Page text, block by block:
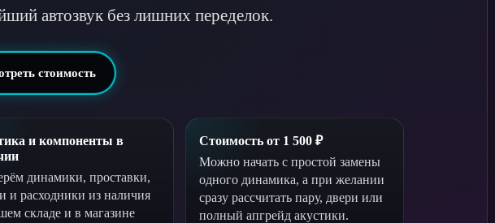
автозвук без лишних переделок.
стоимость
и компоненты в
динамики, проставки,
и расходники из наличия
складе и в магазине
Стоимость от 1 500 ₽
Можно начать с простой замены
одного динамика, а при желании
сразу рассчитать пару, двери или
полный апгрейд акустики.